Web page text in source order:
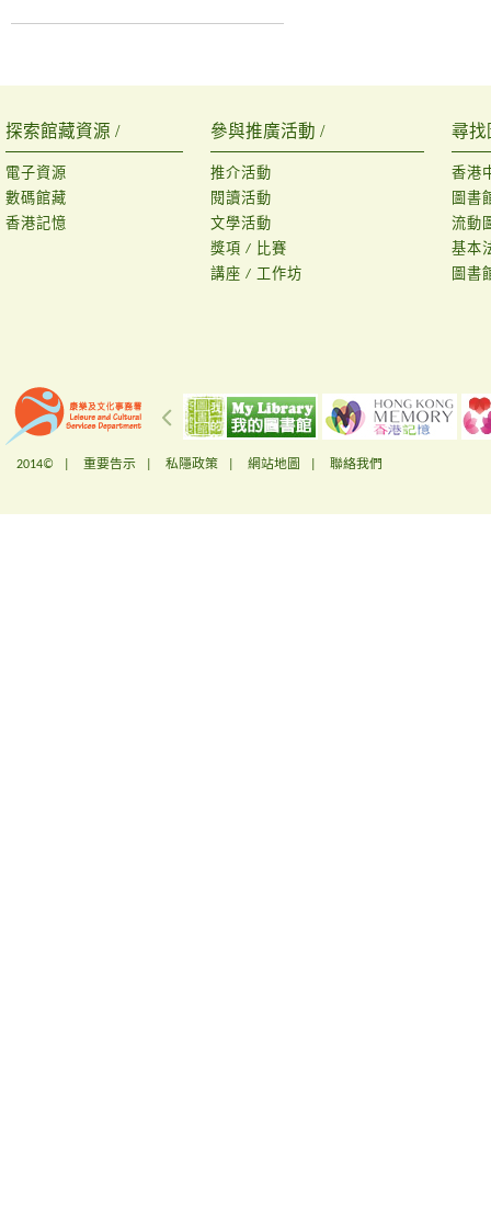
探索館藏資源 /
電子資源
數碼館藏
香港記憶
參與推廣活動 /
推介活動
閱讀活動
文學活動
獎項 / 比賽
講座 / 工作坊
尋找
香港
圖書
流動
基本
圖書
2014© | 重要告示 私隱政策 網站地圖 聯絡我們